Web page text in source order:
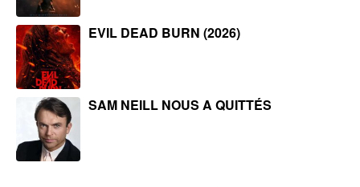
EVIL DEAD BURN (2026)
SAM NEILL NOUS A QUITTÉS